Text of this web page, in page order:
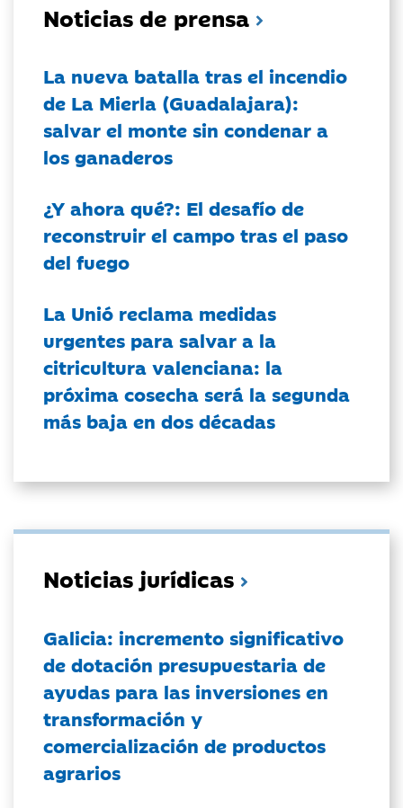
Noticias de prensa
La nueva batalla tras el incendio
de La Mierla (Guadalajara):
salvar el monte sin condenar a
los ganaderos
¿Y ahora qué?: El desafío de
reconstruir el campo tras el paso
del fuego
La Unió reclama medidas
urgentes para salvar a la
citricultura valenciana: la
próxima cosecha será la segunda
más baja en dos décadas
Noticias jurídicas
Galicia: incremento significativo
de dotación presupuestaria de
ayudas para las inversiones en
transformación y
comercialización de productos
agrarios